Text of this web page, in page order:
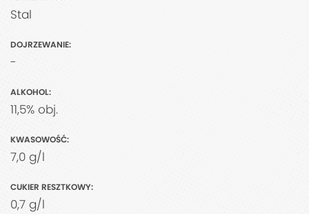
Stal
DOJRZEWANIE:
-
ALKOHOL:
11,5% obj.
KWASOWOŚĆ:
7,0 g/l
CUKIER RESZTKOWY:
0,7 g/l